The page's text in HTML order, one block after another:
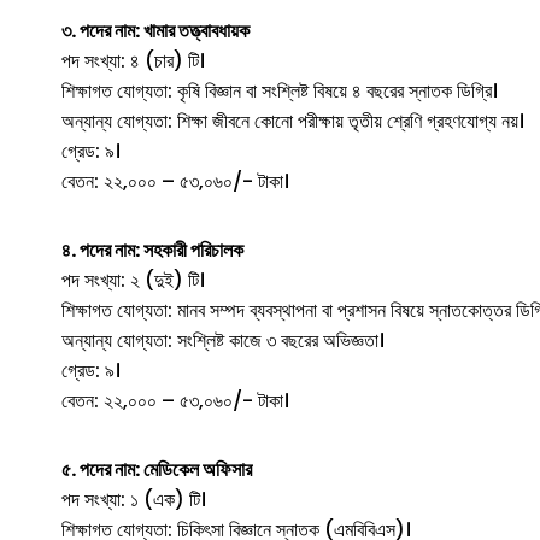
৩. পদের নাম: খামার তত্ত্বাবধায়ক
পদ সংখ্যা: ৪ (চার) টি।
শিক্ষাগত যোগ্যতা: কৃষি বিজ্ঞান বা সংশ্লিষ্ট বিষয়ে ৪ বছরের স্নাতক ডিগ্রি।
অন্যান্য যোগ্যতা: শিক্ষা জীবনে কোনো পরীক্ষায় তৃতীয় শ্রেণি গ্রহণযোগ্য নয়।
গ্রেড: ৯।
বেতন: ২২,০০০ – ৫৩,০৬০/- টাকা।
৪. পদের নাম: সহকারী পরিচালক
পদ সংখ্যা: ২ (দুই) টি।
শিক্ষাগত যোগ্যতা: মানব সম্পদ ব্যবস্থাপনা বা প্রশাসন বিষয়ে স্নাতকোত্তর
অন্যান্য যোগ্যতা: সংশ্লিষ্ট কাজে ৩ বছরের অভিজ্ঞতা।
গ্রেড: ৯।
বেতন: ২২,০০০ – ৫৩,০৬০/- টাকা।
৫. পদের নাম: মেডিকেল অফিসার
পদ সংখ্যা: ১ (এক) টি।
শিক্ষাগত যোগ্যতা: চিকিৎসা বিজ্ঞানে স্নাতক (এমবিবিএস)।